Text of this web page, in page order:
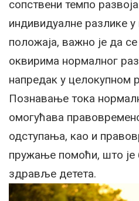
сопствени темпо
индивидуалне разлике
положаја, важно је да се
оквирима нормалног
напредак у целокупном
Познавање тока
омогућава
одступања, као и
пружање помоћи, што је
здравље детета.